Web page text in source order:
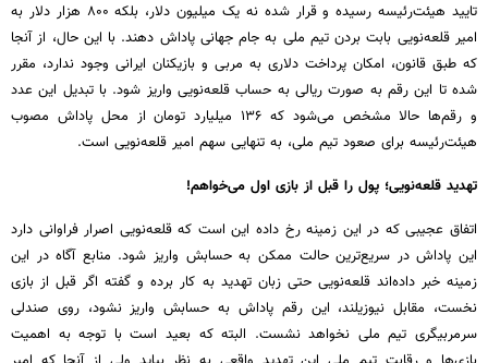
تایید هیئت‌رئیسه رسیده و قرار شده نه یک میلیون دلار، بلکه ۸۰۰ هزار دلار به
امیر قلعه‌نویی بابت بردن تیم ملی به جام جهانی پاداش دهند. با این حال، از آنجا
که طبق قانون، امکان پرداخت دلاری به مربی و بازیکنان ایرانی وجود ندارد، مقرر
شده تا این رقم به صورت ریالی به حساب قلعه‌نویی واریز شود. با تبدیل این عدد
و رقم‌ها حالا مشخص می‌شود که ۱۳۶ میلیارد تومان از محل پاداش مصوب
هیئت‌رئیسه برای صعود تیم ملی، به تنهایی سهم امیر قلعه‌نویی است.
تهدید قلعه‌نویی؛ پول را قبل از بازی اول می‌خواهم!
اتفاق عجیبی که در این زمینه رخ داده این است که قلعه‌نویی اصرار فراوانی دارد
این پاداش در سریع‌ترین حالت ممکن به حسابش واریز شود. منابع آگاه در این
زمینه خبر داده‌اند قلعه‌نویی حتی زبان تهدید به کار برده و گفته اگر قبل از بازی
نخست، مقابل نیوزیلند، این رقم پاداش به حسابش واریز نشود، روی صندلی
سرمربیگری تیم ملی نخواهد نشست. البته که بعید است با توجه به اهمیت